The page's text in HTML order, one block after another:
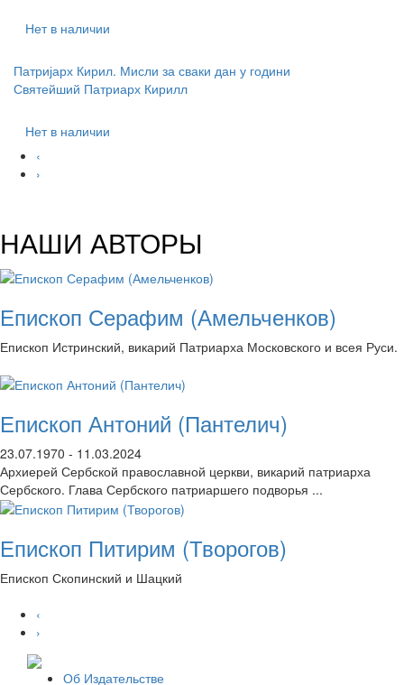
Нет в наличии
Патријарх Кирил. Мисли за сваки дан у години
Святейший Патриарх Кирилл
Нет в наличии
‹
›
НАШИ АВТОРЫ
Епископ Серафим (Амельченков)
Епископ Истринский, викарий Патриарха Московского и всея Руси.
Епископ Антоний (Пантелич)
23.07.1970 - 11.03.2024
Архиерей Сербской православной церкви, викарий патриарха
Сербского. Глава Сербского патриаршего подворья ...
Епископ Питирим (Творогов)
Епископ Скопинский и Шацкий
‹
›
Об Издательстве